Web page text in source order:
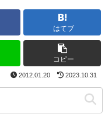
はてブ
コピー
2012.01.20 2023.10.31